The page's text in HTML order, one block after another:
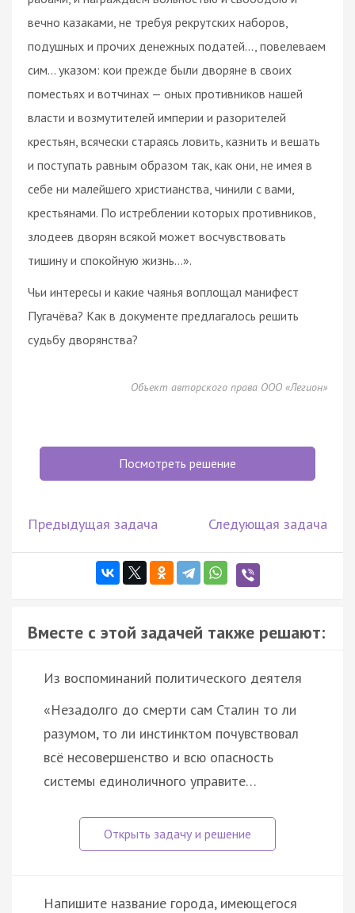
вечно казаками, не требуя рекрутских наборов,
подушных и прочих денежных податей..., повелеваем
сим... указом: кои прежде были дворяне в своих
поместьях и вотчинах — оных противников нашей
власти и возмутителей империи и разорителей
крестьян, всячески стараясь ловить, казнить и вешать
и поступать равным образом так, как они, не имея в
себе ни малейшего христианства, чинили с вами,
крестьянами. По истреблении которых противников,
злодеев дворян всякой может восчувствовать
тишину и спокойную жизнь...».
Чьи интересы и какие чаянья воплощал манифест
Пугачёва? Как в документе предлагалось решить
судьбу дворянства?
Объект авторского права ООО «Легион»
Посмотреть решение
Предыдущая задача Следующая задача
Вместе с этой задачей также решают:
Из воспоминаний политического деятеля
«Незадолго до смерти сам Сталин то ли
разумом, то ли инстинктом почувствовал
всё несовершенство и всю опасность
системы единоличного управите…
Напишите название города, имеющегося